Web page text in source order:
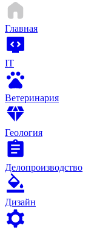
Главная
IT
Ветеринария
Геология
Делопроизводство
Дизайн